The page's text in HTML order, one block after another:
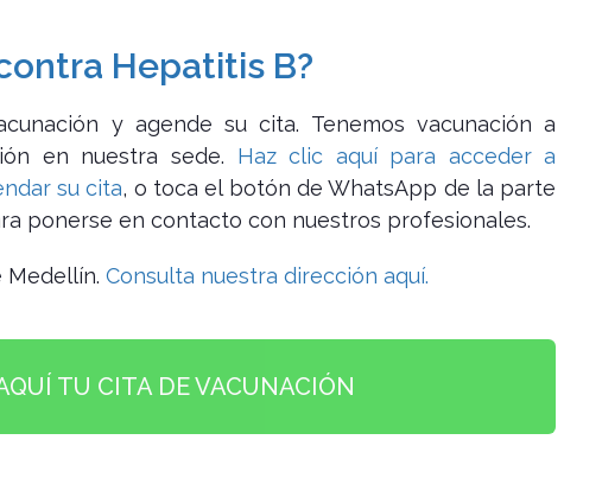
Hepatitis B?
y agende su cita. Tenemos vacunación a
en nuestra sede. Haz clic aquí para acceder a
su cita, o toca el botón de WhatsApp de la parte
ponerse en contacto con nuestros profesionales.
Medellín. Consulta nuestra dirección aquí.
TU CITA DE VACUNACIÓN